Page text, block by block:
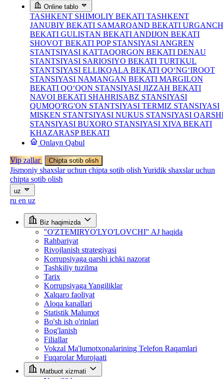
Online tablo
TASHKENT SHIMOLIY BEKATI TASHKENT
JANUBIY BEKATI SAMARQAND BEKATI URGANCH
BEKATI GULISTAN BEKATI ANDIJON BEKATI
SHOVOT BEKATI POP STANSIYASI ANGREN
STANTSIYASI KATTAQORGON BEKATI DENAU
STANTSIYASI SARIOSIYO BEKATI TURTKUL
STANTSIYASI ELLIKQALA BEKATI QO‘NG‘IROOT
STANSIYASI NAMANGAN BEKATI MARGILON
BEKATI QO‘QON STANSIYASI JIZZAH BEKATI
NAVOI BEKATI SHAHRISABZ STANSIYASI
QUMQO'RG'ON STANTSIYASI TERMIZ STANSIYASI
MISKEN STANTSIYASI NUKUS STANSIYASI
STANSIYASI BUXORO STANSIYASI XIVA BEKATI
KHAZARASP BEKATI
Onlayn Qabul
Vip zallar Chipta sotib olish
Jismoniy shaxslar uchun chipta sotib olish Yuridik shaxslar uchun
chipta sotib olish
uz
ru en uz
Biz haqimizda
"O'ZTEMIRYO'LYO'LOVCHI" AJ haqida
Rahbariyat
Rivojlanish strategiyasi
Korrupsiyaga qarshi ichki nazorat
Tashkiliy tuzilma
Tarix
Korrupsiyaga Yangiliklar
Xalqaro faoliyat
Aloqa kanallari
Statistik Malumot
Bo'sh ish o'rinlari
Bog'lanish
Filiallar
Vokzal Ma'lumotxonalarining Telefon Raqamlari
Fuqarolar Murojaati
Matbuot xizmati